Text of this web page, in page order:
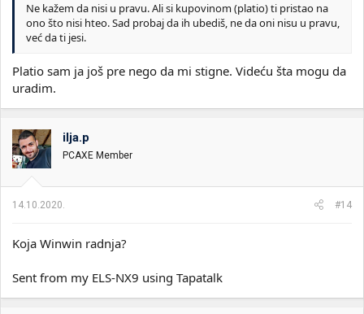
Ne kažem da nisi u pravu. Ali si kupovinom (platio) ti pristao na
ono što nisi hteo. Sad probaj da ih ubediš, ne da oni nisu u pravu,
već da ti jesi.
Platio sam ja još pre nego da mi stigne. Videću šta mogu da
uradim.
ilja.p
PCAXE Member
14.10.2020. #14
Koja Winwin radnja?
Sent from my ELS-NX9 using Tapatalk